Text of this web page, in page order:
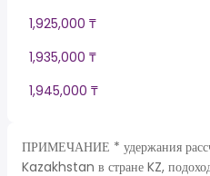
1,925,000 ₸
1,935,000 ₸
1,945,000 ₸
ПРИМЕЧАНИЕ * удержания
Kazakhstan в стране KZ,